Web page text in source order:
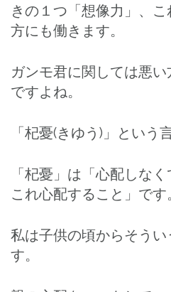
きの１つ「想像力」、
方にも働きます。
ガンモ君に関しては悪
ですよね。
「杞憂(きゆう)」という
「杞憂」は「心配しな
これ心配すること」です
私は子供の頃からそう
す。